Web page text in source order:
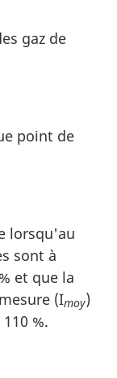
point de
lorsqu'au
sont à
et que la
(Imoy)
%.